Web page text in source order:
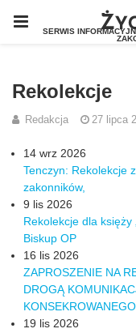
Rekolekcje
Redakcja 27 lipca
14 wrz 2026
Tenczyn: Rekolekcje
zakonników,
9 lis 2026
Rekolekcje dla księży
Biskup OP
16 lis 2026
ZAPROSZENIE NA
DROGĄ
19 lis 2026